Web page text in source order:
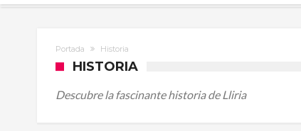
Portada Historia
HISTORIA
Descubre la fascinante historia de Lliria